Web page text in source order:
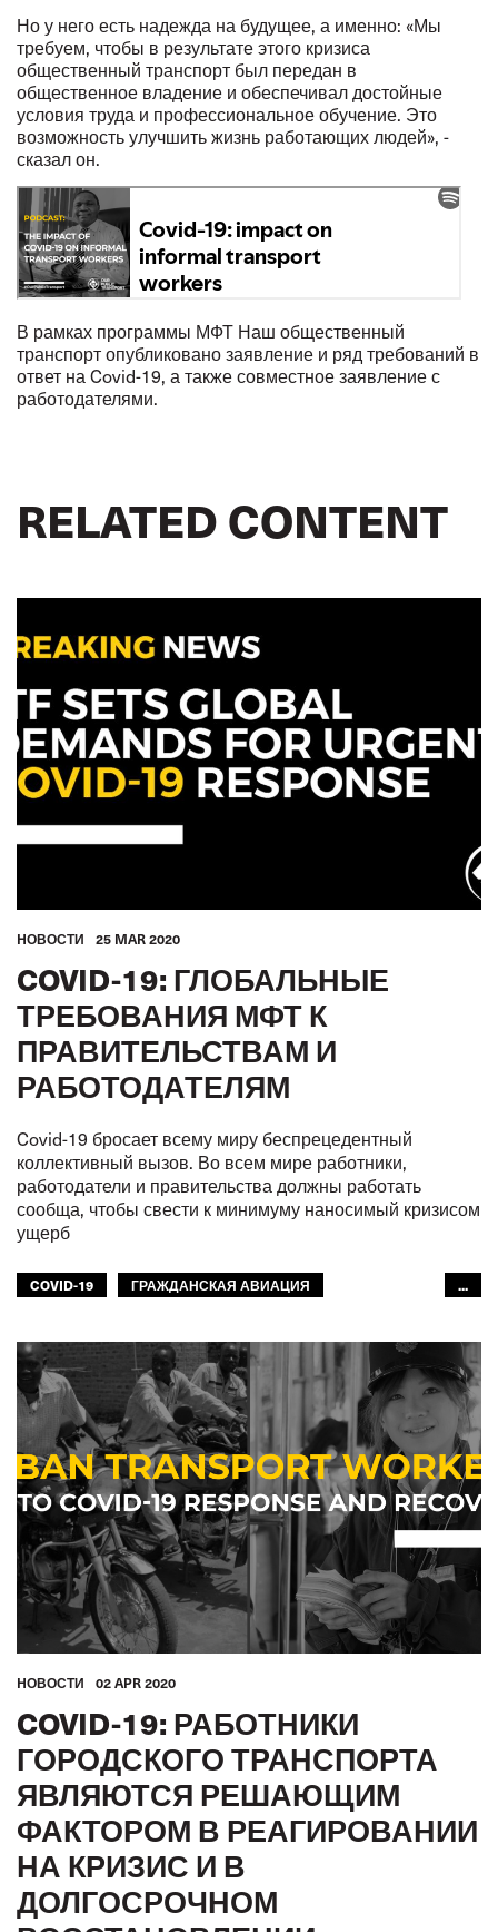
Но у него есть надежда на будущее, а именно: «Мы
требуем, чтобы в результате этого кризиса
общественный транспорт был передан в
общественное владение и обеспечивал достойные
условия труда и профессиональное обучение. Это
возможность улучшить жизнь работающих людей», -
сказал он.
В рамках программы МФТ Наш общественный
транспортопубликованозаявление и ряд требований в
ответ на Covid-19, а такжесовместное заявлениес
работодателями.
RELATED CONTENT
HОВОСТИ 25 MAR 2020
COVID-19: ГЛОБАЛЬНЫЕ
ТРЕБОВАНИЯ МФТ К
ПРАВИТЕЛЬСТВАМ И
РАБОТОДАТЕЛЯМ
Covid-19 бросает всему миру беспрецедентный
коллективный вызов. Во всем мире работники,
работодатели и правительства должны работать
сообща, чтобы свести к минимуму наносимый кризисом
ущерб
COVID-19
ГРАЖДАНСКАЯ АВИАЦИЯ
ВНУТРЕННИЙ ВОДНЫЙ ТРАНСПОРТ
ЖЕЛЕЗНЫЕ ДОРОГИ
АВТОМОБИЛЬНЫЙ ТРАНСПОРТ
МОРЯКИ
ТУРИЗМ
ГОРОДСКОЙ ТРАНСПОРТ
МФТ: АФРИКА
МЕЖАМЕРИКАНСКОЕ БЮРО МФТ
МФТ: АРАБСКИЙ МИР
МФТ: АТР GLOBAL
...
HОВОСТИ 02 APR 2020
COVID-19: РАБОТНИКИ
ГОРОДСКОГО ТРАНСПОРТА
ЯВЛЯЮТСЯ РЕШАЮЩИМ
ФАКТОРОМ В РЕАГИРОВАНИИ
НА КРИЗИС И В
ДОЛГОСРОЧНОМ